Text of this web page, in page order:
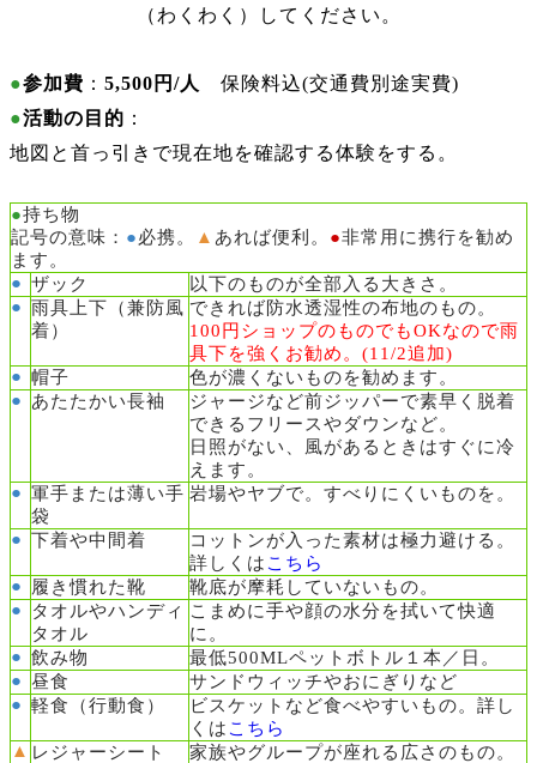
（わくわく）してください。
●参加費 ： 5,500円/人 保険料込(交通費別途実費)
●活動の目的 ：
地図と首っ引きで現在地を確認する体験をする。
●持ち物
記号の意味： ●必携。 ▲ あれば便利。 ●非常用に携行を勧め
ます。
● ザック
以下のものが全部入る大きさ。
● 雨具上下（兼防風
着）
できれば防水透湿性の布地のもの。
100円ショップのものでもOKなので雨
具下を強くお勧め。(11/2追加)
● 帽子
色が濃くないものを勧めます。
●
あたたかい長袖
ジャージなど前ジッパーで素早く脱着
できるフリースやダウンなど。
日照がない、風があるときはすぐに冷
えます。
● 軍手または薄い手
袋
岩場やヤブで。 すべりにくいものを。
● 下着や中間着
コットンが入った素材は極力避ける。
詳しくは こちら
●
履き慣れた靴
靴底が摩耗していないもの。
●
タオルやハンディ
タオル
こまめに手や顔の水分を拭いて快適
に。
● 飲み物
最低500MLペットボトル１本／日。
●
昼食
サンドウィッチやおにぎりなど
● 軽食（行動食）
ビスケットなど食べやすいもの。詳し
くは こちら
▲ レジャーシート
家族やグループが座れる広さのもの。